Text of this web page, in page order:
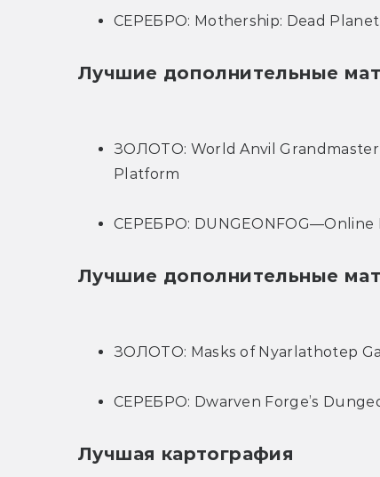
СЕРЕБРО: Mothership: Dead
Лучшие дополнительные
ЗОЛОТО: World Anvil
Platform
СЕРЕБРО: DUNGEONFOG—Online
Лучшие дополнительные
ЗОЛОТО: Masks of Nyarlathotep
СЕРЕБРО: Dwarven Forge’s
Лучшая картография